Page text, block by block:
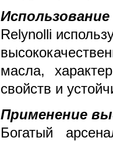
Relynolli
масла,
свойств и
Применение
Богатый